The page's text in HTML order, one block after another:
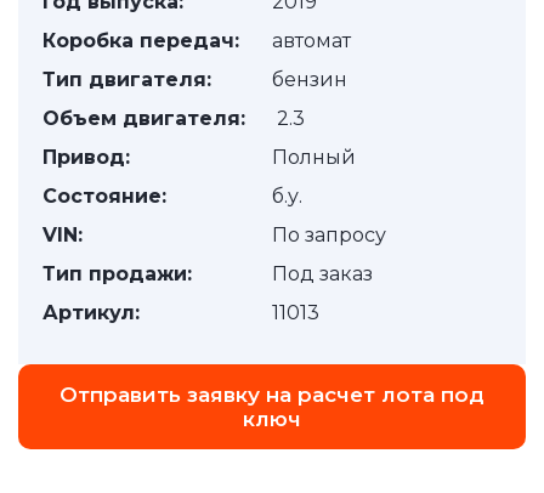
Коробка передач:
автомат
Тип двигателя:
бензин
Объем двигателя:
2.3
Привод:
Полный
Состояние:
б.у.
VIN:
По запросу
Тип продажи:
Под заказ
Артикул:
11013
Отправить заявку на расчет лота под
ключ